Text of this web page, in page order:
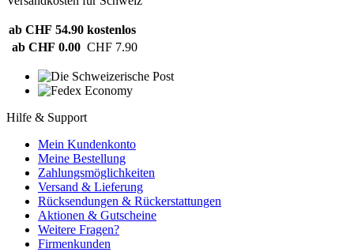
ab CHF 54.90 kostenlos
ab CHF 0.00 CHF 7.90
Hilfe & Support
Mein Kundenkonto
Meine Bestellung
Zahlungsmöglichkeiten
Versand & Lieferung
Rücksendungen & Rückerstattungen
Aktionen & Gutscheine
Weitere Fragen?
Firmenkunden